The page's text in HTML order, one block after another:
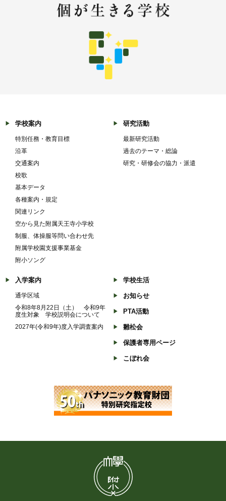
学校案内
特別任務・教育目標
沿革
交通案内
校歌
基本データ
各種案内・規定
関連リンク
空から見た附属天王寺小学校
制服、体操服等問い合わせ先
附属学校園支援事業基金
附小ソング
研究活動
最新研究活動
過去のテーマ・総論
研究・研修会の協力・派遣
入学案内
通学区域
令和8年8月22日（土） 令和9年
度生対象 学校説明会について
2027年(令和9年)度入学調査案内
学校生活
お知らせ
PTA活動
雛松会
保護者専用ページ
こぼれ会